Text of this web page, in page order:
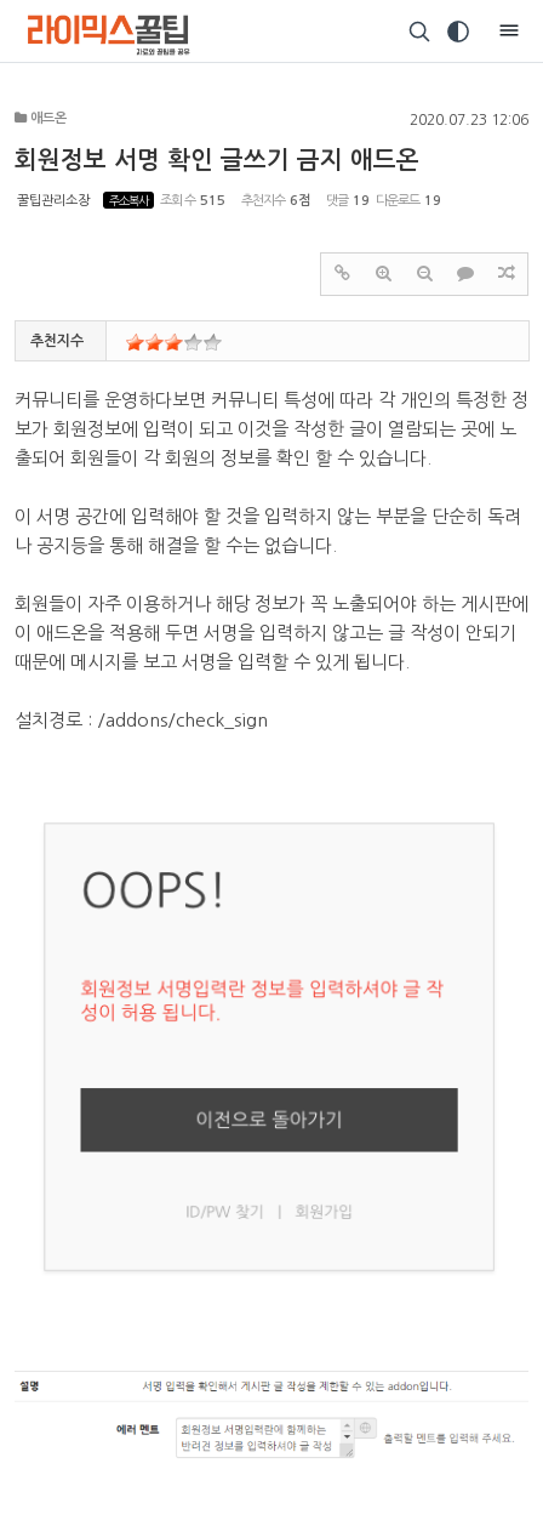
애드온 2020.07.23 12:06
회원정보 서명 확인 글쓰기 금지 애드온
꿀팁관리소장 주소복사 조회 수 515 추천지수 6점 댓글 19 다운로드 19
추천지수
커뮤니티를 운영하다보면 커뮤니티 특성에 따라 각 개인의 특정한 정
보가 회원정보에 입력이 되고 이것을 작성한 글이 열람되는 곳에 노
출되어 회원들이 각 회원의 정보를 확인 할 수 있습니다.
이 서명 공간에 입력해야 할 것을 입력하지 않는 부분을 단순히 독려
나 공지등을 통해 해결을 할 수는 없습니다.
회원들이 자주 이용하거나 해당 정보가 꼭 노출되어야 하는 게시판에
이 애드온을 적용해 두면 서명을 입력하지 않고는 글 작성이 안되기
때문에 메시지를 보고 서명을 입력할 수 있게 됩니다.
설치경로 : /addons/check_sign
Sketchbook5, 스케치북5
Sketchbook5, 스케치북5